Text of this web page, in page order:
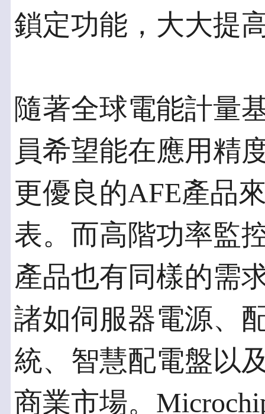
鎖定功能，大大提
隨著全球電能計量
員希望能在應用精
更優良的AFE產品
表。而高階功率監
產品也有同樣的需
諸如伺服器電源、
統、智慧配電盤以
商業市場。